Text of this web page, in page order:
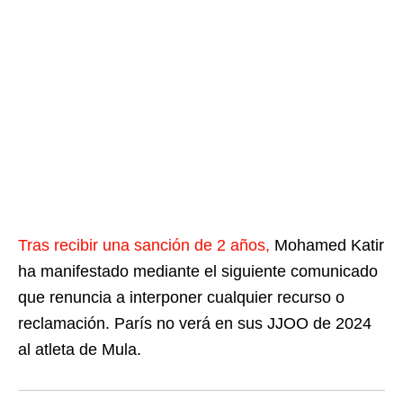
Tras recibir una sanción de 2 años, Mohamed Katir
ha manifestado mediante el siguiente comunicado
que renuncia a interponer cualquier recurso o
reclamación. París no verá en sus JJOO de 2024
al atleta de Mula.